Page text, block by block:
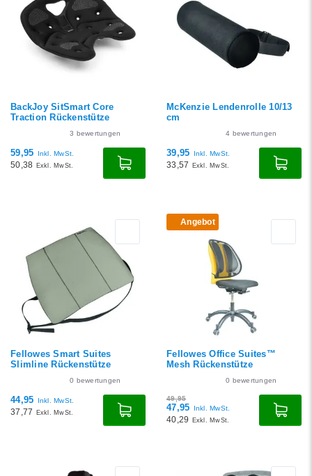
BackJoy SitSmart Core
Traction Rückenstütze
3 bewertungen
59,95 Inkl. MwSt.
50,38 Exkl. MwSt.
McKenzie Lendenrolle 10/13
cm
4 bewertungen
39,95 Inkl. MwSt.
33,57 Exkl. MwSt.
Fellowes Smart Suites
Slimline Rückenstütze
0 bewertungen
44,95 Inkl. MwSt.
37,77 Exkl. MwSt.
Angebot
Fellowes Office Suites™
Mesh Rückenstütze
0 bewertungen
49,95
47,95 Inkl. MwSt.
40,29 Exkl. MwSt.